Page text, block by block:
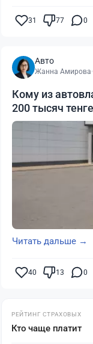
31 77 0
Авто
Жанна Амирова·
Кому из
200 тысяч тенге
Читать дальше →
40 13 0
РЕЙТИНГ СТРАХОВЫХ
Кто чаще платит